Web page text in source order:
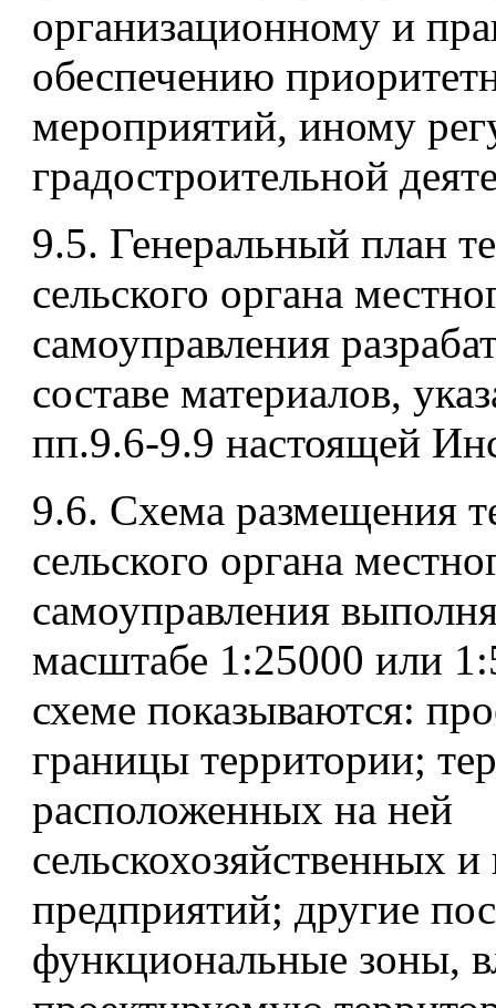
организационному и
обеспечению
мероприятий, иному
градостроительной
9.5. Генеральный план
сельского органа
самоуправления
составе материалов,
пп.9.6-9.9 настоящей
9.6. Схема размещения
сельского органа
самоуправления
масштабе 1:25000 или
схеме показываются:
границы территории;
расположенных на ней
сельскохозяйственных
предприятий; другие
функциональные зоны,